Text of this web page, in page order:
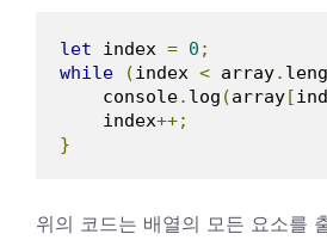
let index = 0 ;
while
(index < array.
    console
. log (array [
    index
++;
}
위의 코드는 배열의 모든 요소를